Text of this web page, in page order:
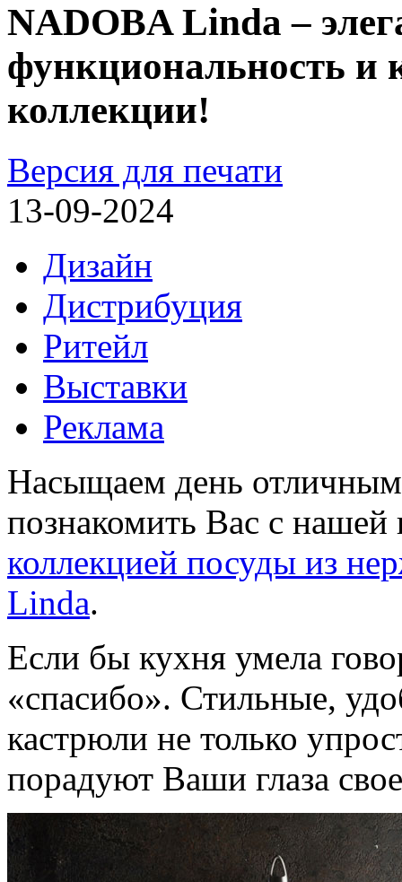
NADOBA Linda –
функциональность и
коллекции!
Версия для печати
13-09-2024
Дизайн
Дистрибуция
Ритейл
Выставки
Реклама
Насыщаем день
познакомить Вас с нашей
коллекцией посуды из
Linda.
Если бы кухня умела
«спасибо». Стильные,
кастрюли не только
порадуют Ваши глаза